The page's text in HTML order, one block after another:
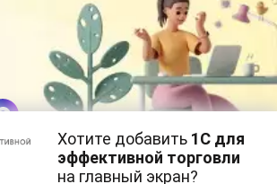
cookie-файлы (файлы с данными о прошлых
Хотите добавить 1С для
эффективной торговли
на главный экран?